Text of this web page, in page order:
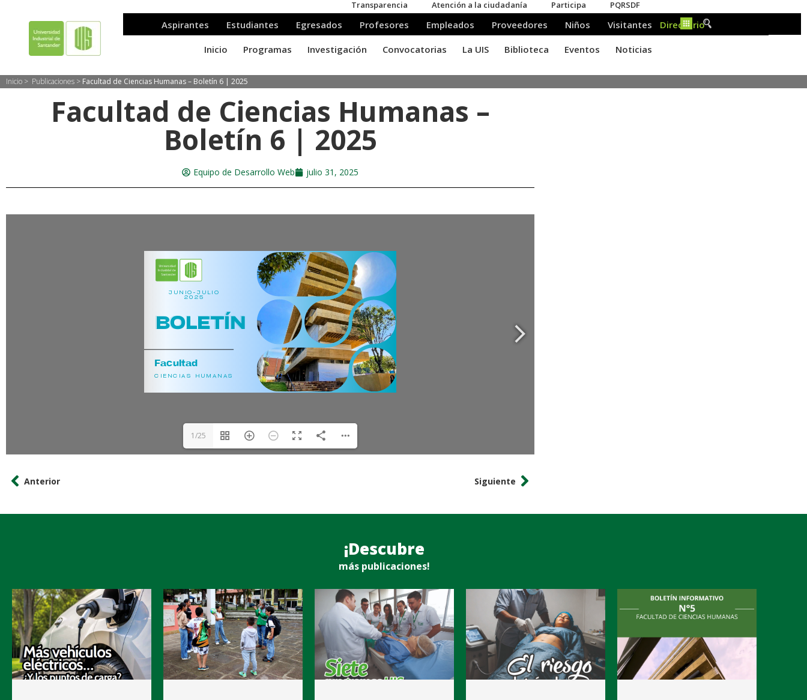
Inicio > Publicaciones > Facultad de Ciencias Humanas – Boletín 6 | 2025
Facultad de Ciencias Humanas –
Boletín 6 | 2025
Equipo de Desarrollo Web julio 31, 2025
1/25
Anterior Siguiente
¡Descubre
más publicaciones!